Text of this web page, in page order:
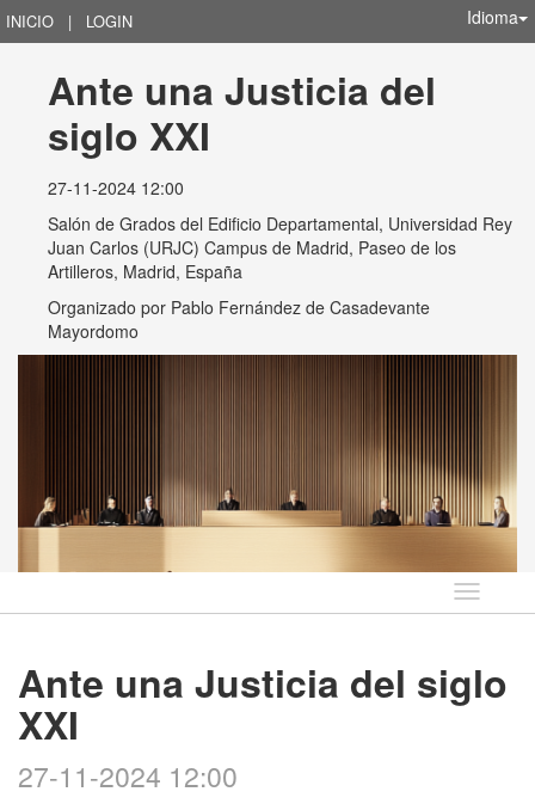
INICIO | LOGIN Idioma
Ante una Justicia del
siglo XXI
27-11-2024 12:00
Salón de Grados del Edificio Departamental, Universidad Rey
Juan Carlos (URJC) Campus de Madrid, Paseo de los
Artilleros, Madrid, España
Organizado por Pablo Fernández de Casadevante
Mayordomo
Idioma
Ante una Justicia del siglo
XXI
27-11-2024 12:00